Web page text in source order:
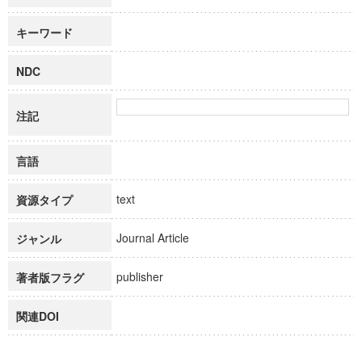
キーワード
NDC
注記
言語
資源タイプ text
ジャンル Journal Article
著者版フラグ publisher
関連DOI